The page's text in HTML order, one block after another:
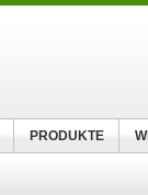
PRODUKTE